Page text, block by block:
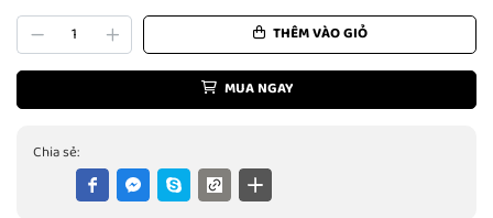
THÊM VÀO GIỎ
MUA NGAY
Chia sẻ: